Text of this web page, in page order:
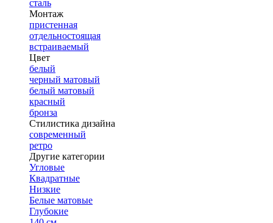
сталь
Монтаж
пристенная
отдельностоящая
встраиваемый
Цвет
белый
черный матовый
белый матовый
красный
бронза
Стилистика дизайна
современный
ретро
Другие категории
Угловые
Квадратные
Низкие
Белые матовые
Глубокие